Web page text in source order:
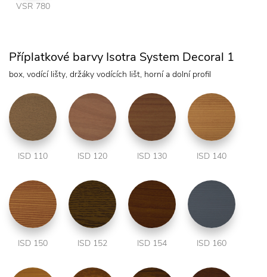
VSR 780
Příplatkové barvy Isotra System Decoral 1
box, vodící lišty, držáky vodících lišt, horní a dolní profil
ISD 110 ISD 120 ISD 130 ISD 140
ISD 150 ISD 152 ISD 154 ISD 160